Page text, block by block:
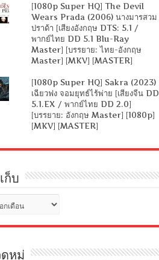
[1080p Super HQ] The Devil
Wears Prada (2006) นางมารสวม
ปราด้า [เสียงอังกฤษ DTS: 5.1 /
พากย์ไทย DD 5.1 Blu-Ray
Master] [บรรยาย: ไทย-อังกฤษ
Master] [MKV] [MASTER]
[1080p Super HQ] Sakra (2023)
เฉียวฟง จอมยุทธ์ไร้พ่าย [เสียงจีน DD
5.1.EX / พากย์ไทย DD 2.0]
[บรรยาย: อังกฤษ Master] [1080p]
[MKV] [MASTER]
ก็บ
หมู่